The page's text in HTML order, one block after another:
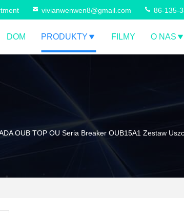
vivianwenwen8@gmail.com 86-135-
DOM PRODUKTY FILMY O NAS
OUB TOP OU Seria Breaker OUB15A1 Zestaw